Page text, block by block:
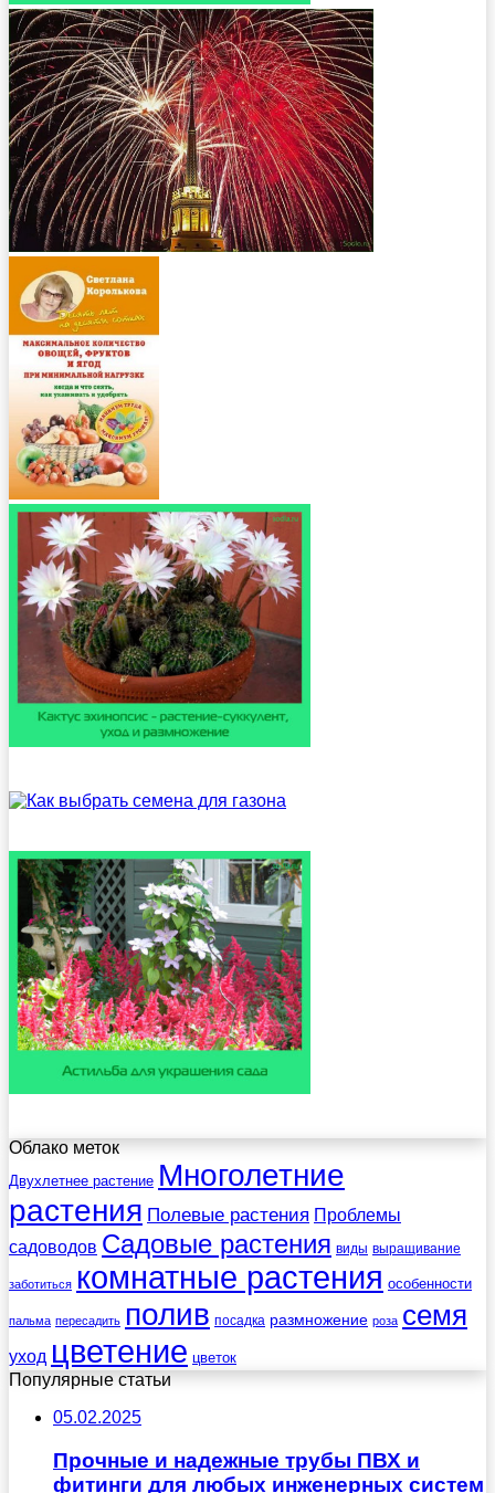
Облако меток
Двухлетнее растение Многолетние
растения Полевые растения Проблемы
садоводов Садовые растения виды выращивание
заботиться комнатные растения особенности
пальма пересадить полив посадка размножение роза семя
уход цветение цветок
Популярные статьи
05.02.2025
Прочные и надежные трубы ПВХ и
фитинги для любых инженерных систем